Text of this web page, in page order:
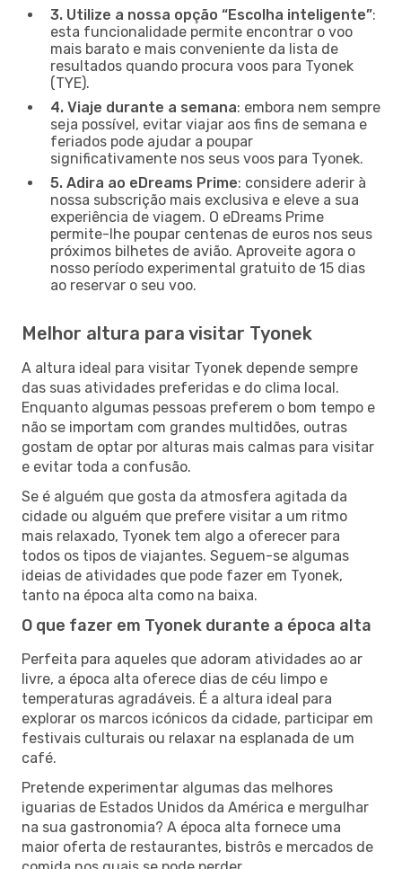
3. Utilize a nossa opção “Escolha inteligente”:
esta funcionalidade permite encontrar o voo
mais barato e mais conveniente da lista de
resultados quando procura voos para Tyonek
(TYE).
4. Viaje durante a semana: embora nem sempre
seja possível, evitar viajar aos fins de semana e
feriados pode ajudar a poupar
significativamente nos seus voos para Tyonek.
5. Adira ao eDreams Prime: considere aderir à
nossa subscrição mais exclusiva e eleve a sua
experiência de viagem. O eDreams Prime
permite-lhe poupar centenas de euros nos seus
próximos bilhetes de avião. Aproveite agora o
nosso período experimental gratuito de 15 dias
ao reservar o seu voo.
Melhor altura para visitar Tyonek
A altura ideal para visitar Tyonek depende sempre
das suas atividades preferidas e do clima local.
Enquanto algumas pessoas preferem o bom tempo e
não se importam com grandes multidões, outras
gostam de optar por alturas mais calmas para visitar
e evitar toda a confusão.
Se é alguém que gosta da atmosfera agitada da
cidade ou alguém que prefere visitar a um ritmo
mais relaxado, Tyonek tem algo a oferecer para
todos os tipos de viajantes. Seguem-se algumas
ideias de atividades que pode fazer em Tyonek,
tanto na época alta como na baixa.
O que fazer em Tyonek durante a época alta
Perfeita para aqueles que adoram atividades ao ar
livre, a época alta oferece dias de céu limpo e
temperaturas agradáveis. É a altura ideal para
explorar os marcos icónicos da cidade, participar em
festivais culturais ou relaxar na esplanada de um
café.
Pretende experimentar algumas das melhores
iguarias de Estados Unidos da América e mergulhar
na sua gastronomia? A época alta fornece uma
maior oferta de restaurantes, bistrôs e mercados de